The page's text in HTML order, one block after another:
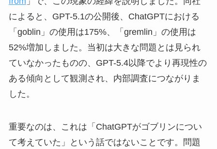
によると、GPT-5.1の公開後、ChatGPTにおける
「goblin」の使用は175%、「gremlin」の使用は
52%増加しました。当初は大きな問題とは見られ
ていなかったものの、GPT-5.4以降でより再現性の
ある傾向として観測され、内部調査につながりま
した。
重要なのは、これは「ChatGPTがゴブリンについ
て考えていた」という話ではないことです。問題